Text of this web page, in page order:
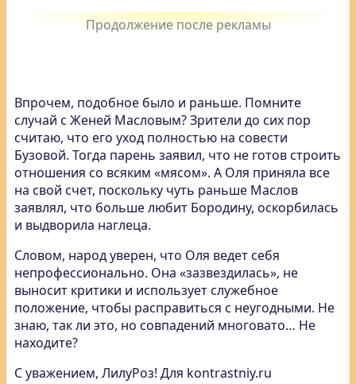
Впрочем, подобное было и раньше. Помните
случай с Женей Масловым? Зрители до сих пор
считаю, что его уход полностью на совести
Бузовой. Тогда парень заявил, что не готов строить
отношения со всяким «мясом». А Оля приняла все
на свой счет, поскольку чуть раньше Маслов
заявлял, что больше любит Бородину, оскорбилась
и выдворила наглеца.
Словом, народ уверен, что Оля ведет себя
непрофессионально. Она «зазвездилась», не
выносит критики и использует служебное
положение, чтобы расправиться с неугодными. Не
знаю, так ли это, но совпадений многовато… Не
находите?
С уважением, ЛилуРоз! Для kontrastniy.ru